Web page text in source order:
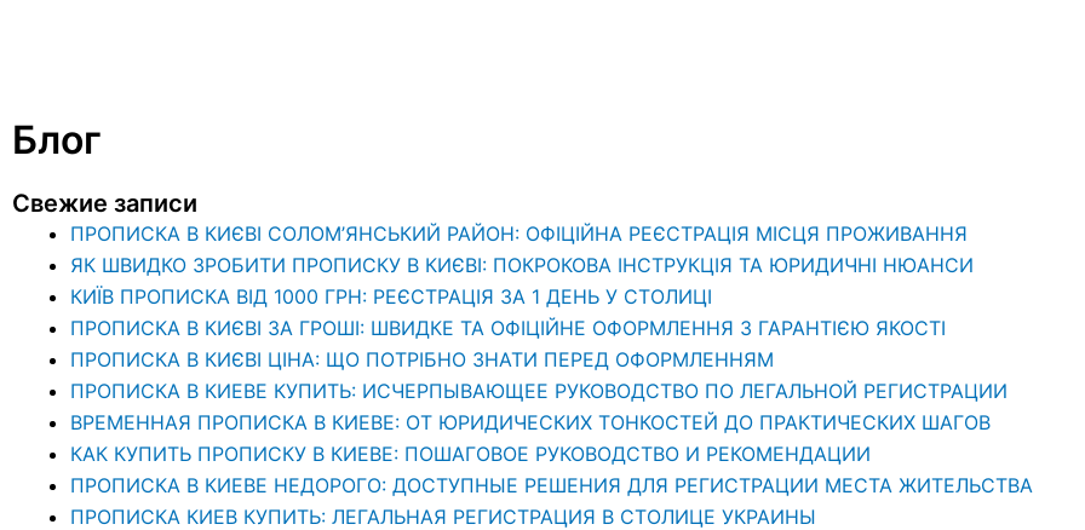
Блог
Свежие записи
ПРОПИСКА В КИЄВІ СОЛОМ’ЯНСЬКИЙ РАЙОН: ОФІЦІЙНА РЕЄСТРАЦІЯ МІСЦЯ ПРОЖИВАННЯ
ЯК ШВИДКО ЗРОБИТИ ПРОПИСКУ В КИЄВІ: ПОКРОКОВА ІНСТРУКЦІЯ ТА ЮРИДИЧНІ НЮАНСИ
КИЇВ ПРОПИСКА ВІД 1000 ГРН: РЕЄСТРАЦІЯ ЗА 1 ДЕНЬ У СТОЛИЦІ
ПРОПИСКА В КИЄВІ ЗА ГРОШІ: ШВИДКЕ ТА ОФІЦІЙНЕ ОФОРМЛЕННЯ З ГАРАНТІЄЮ ЯКОСТІ
ПРОПИСКА В КИЄВІ ЦІНА: ЩО ПОТРІБНО ЗНАТИ ПЕРЕД ОФОРМЛЕННЯМ
ПРОПИСКА В КИЕВЕ КУПИТЬ: ИСЧЕРПЫВАЮЩЕЕ РУКОВОДСТВО ПО ЛЕГАЛЬНОЙ РЕГИСТРАЦИИ
ВРЕМЕННАЯ ПРОПИСКА В КИЕВЕ: ОТ ЮРИДИЧЕСКИХ ТОНКОСТЕЙ ДО ПРАКТИЧЕСКИХ ШАГОВ
КАК КУПИТЬ ПРОПИСКУ В КИЕВЕ: ПОШАГОВОЕ РУКОВОДСТВО И РЕКОМЕНДАЦИИ
ПРОПИСКА В КИЕВЕ НЕДОРОГО: ДОСТУПНЫЕ РЕШЕНИЯ ДЛЯ РЕГИСТРАЦИИ МЕСТА ЖИТЕЛЬСТВА
ПРОПИСКА КИЕВ КУПИТЬ: ЛЕГАЛЬНАЯ РЕГИСТРАЦИЯ В СТОЛИЦЕ УКРАИНЫ